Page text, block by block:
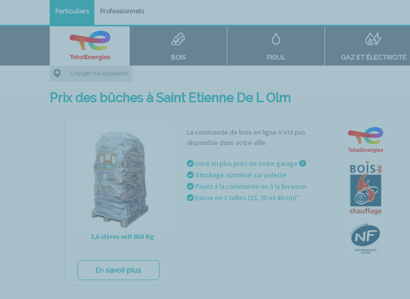
Particuliers Professionnels
BOIS FIOUL GAZ ET ÉLECTRICITÉ
Changer ma localisation
Prix des bûches à Saint Etienne De L Olm
2,6 stères soit 868 Kg
La commande de bois en ligne n'est pas
disponible dans votre ville.
Livré au plus près de votre garage
Stockage optimisé sur palette
Payez à la commande ou à la livraison
Existe en 3 tailles (25, 30 et 40 cm)*
En savoir plus